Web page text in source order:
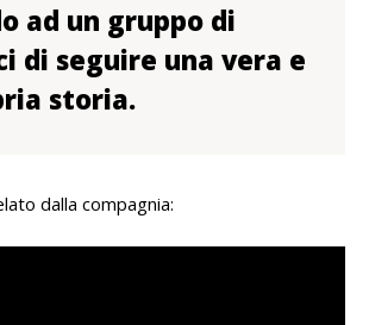
ad un gruppo di
di seguire una vera e
storia.
dalla compagnia: